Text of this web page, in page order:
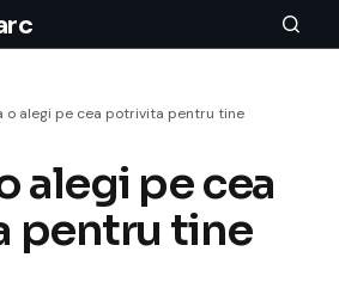
o alegi pe cea potrivita pentru tine
alegi pe cea
pentru tine